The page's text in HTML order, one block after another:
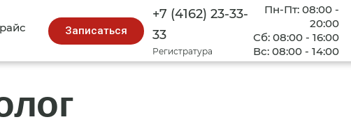
Записаться
+7 (4162) 23-33-
33
Регистратура
Пн-Пт: 08:00 -
20:00
Сб: 08:00 - 16:00
Вс: 08:00 - 14:00